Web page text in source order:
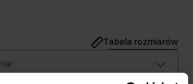
Tabela rozmiarów